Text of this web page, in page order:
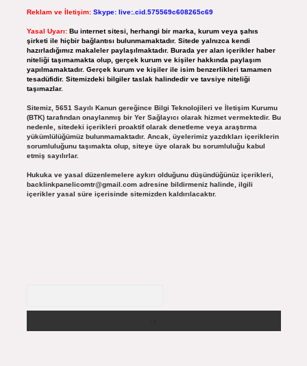
Reklam ve İletişim: Skype: live:.cid.575569c608265c69
Yasal Uyarı: Bu internet sitesi, herhangi bir marka, kurum veya şahıs
şirketi ile hiçbir bağlantısı bulunmamaktadır. Sitede yalnızca kendi
hazırladığımız makaleler paylaşılmaktadır. Burada yer alan içerikler haber
niteliği taşımamakta olup, gerçek kurum ve kişiler hakkında paylaşım
yapılmamaktadır. Gerçek kurum ve kişiler ile isim benzerlikleri tamamen
tesadüfidir. Sitemizdeki bilgiler taslak halindedir ve tavsiye niteliği
taşımazlar.
Sitemiz, 5651 Sayılı Kanun gereğince Bilgi Teknolojileri ve İletişim Kurumu
(BTK) tarafından onaylanmış bir Yer Sağlayıcı olarak hizmet vermektedir. Bu
nedenle, sitedeki içerikleri proaktif olarak denetleme veya araştırma
yükümlülüğümüz bulunmamaktadır. Ancak, üyelerimiz yazdıkları içeriklerin
sorumluluğunu taşımakta olup, siteye üye olarak bu sorumluluğu kabul
etmiş sayılırlar.
Hukuka ve yasal düzenlemelere aykırı olduğunu düşündüğünüz içerikleri,
backlinkpanelicomtr@gmail.comadresine bildirmeniz halinde, ilgili
içerikler yasal süre içerisinde sitemizden kaldırılacaktır.